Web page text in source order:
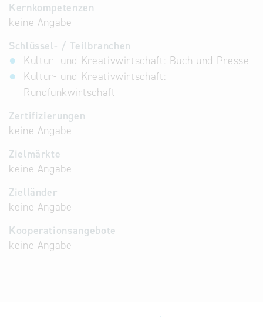
Kernkompetenzen
keine Angabe
Schlüssel- / Teilbranchen
Kultur- und Kreativwirtschaft: Buch und Presse
Kultur- und Kreativwirtschaft:
Rundfunkwirtschaft
Zertifizierungen
keine Angabe
Zielmärkte
keine Angabe
Zielländer
keine Angabe
Kooperationsangebote
keine Angabe